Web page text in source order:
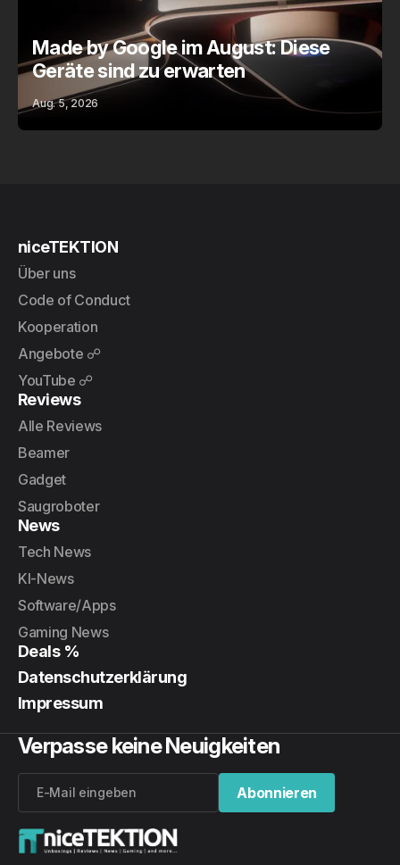
Made by Google im August: Diese
Geräte sind zu erwarten
Aug. 5, 2026
niceTEKTION
Über uns
Code of Conduct
Kooperation
Angebote ☍
YouTube ☍
Reviews
Alle Reviews
Beamer
Gadget
Saugroboter
News
Tech News
KI-News
Software/Apps
Gaming News
Deals %
Datenschutzerklärung
Impressum
Verpasse keine Neuigkeiten
Abonnieren
Abonnieren